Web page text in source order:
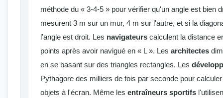
méthode du « 3-4-5 » pour vérifier qu'un angle est bien
mesurent 3 m sur un mur, 4 m sur l'autre, et si la
l'angle est droit. Les navigateurs calculent la distance
points après avoir navigué en « L ». Les architectes
en se basant sur des triangles rectangles. Les
Pythagore des milliers de fois par seconde pour
objets à l'écran. Même les entraîneurs sportifs